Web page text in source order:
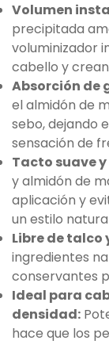
Volumen
precipitada
voluminizador
cabello y
Absorción de
el almidón de
sebo, dejando
sensación de
Tacto suave
y almidón de
aplicación y
un estilo
Libre de
ingredientes
conservantes
Ideal para
densidad:
hace que los